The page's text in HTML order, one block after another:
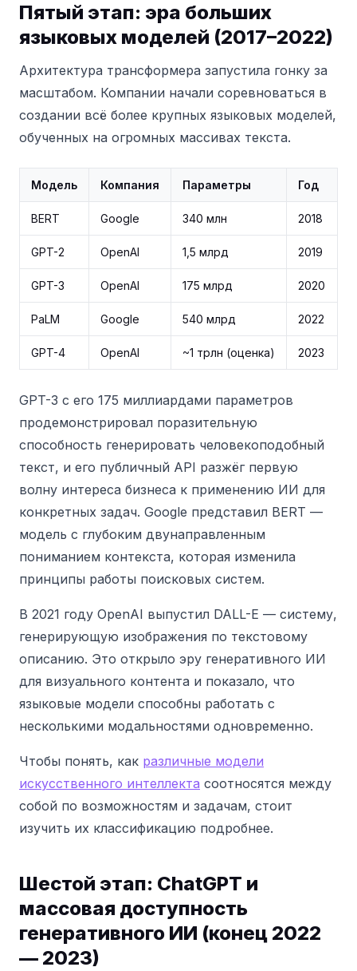
Пятый этап: эра больших
языковых моделей (2017–2022)
Архитектура трансформера запустила гонку за
масштабом. Компании начали соревноваться в
создании всё более крупных языковых моделей,
обученных на огромных массивах текста.
Модель Компания Параметры Год
BERT Google 340 млн 2018
GPT-2 OpenAI 1,5 млрд 2019
GPT-3 OpenAI 175 млрд 2020
PaLM Google 540 млрд 2022
GPT-4 OpenAI ~1 трлн (оценка) 2023
GPT-3 с его 175 миллиардами параметров
продемонстрировал поразительную
способность генерировать человекоподобный
текст, и его публичный API разжёг первую
волну интереса бизнеса к применению ИИ для
конкретных задач. Google представил BERT —
модель с глубоким двунаправленным
пониманием контекста, которая изменила
принципы работы поисковых систем.
В 2021 году OpenAI выпустил DALL-E — систему,
генерирующую изображения по текстовому
описанию. Это открыло эру генеративного ИИ
для визуального контента и показало, что
языковые модели способны работать с
несколькими модальностями одновременно.
Чтобы понять, как различные модели
искусственного интеллекта соотносятся между
собой по возможностям и задачам, стоит
изучить их классификацию подробнее.
Шестой этап: ChatGPT и
массовая доступность
генеративного ИИ (конец 2022
— 2023)